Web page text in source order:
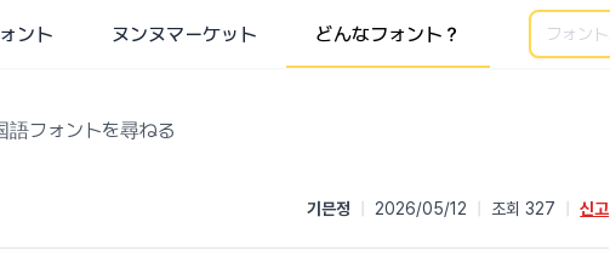
ント ヌンヌマーケット どんなフォント？
検索
語フォントを尋ねる
기믄정 2026/05/12 조회 327 신고